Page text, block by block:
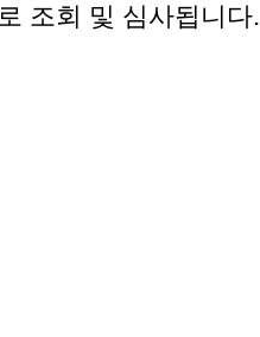
조회 및 심사됩니다.